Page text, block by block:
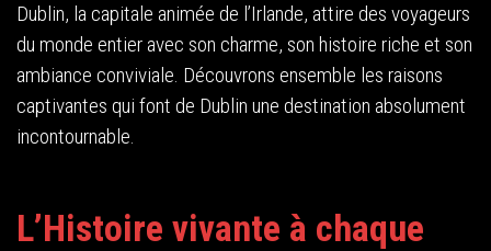
Dublin, la capitale animée de l’Irlande, attire des voyageurs
du monde entier avec son charme, son histoire riche et son
ambiance conviviale. Découvrons ensemble les raisons
captivantes qui font de Dublin une destination absolument
incontournable.
L’Histoire vivante à chaque